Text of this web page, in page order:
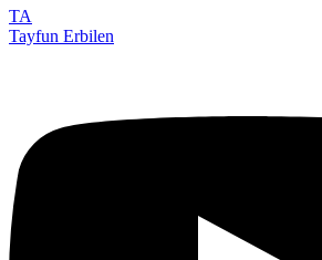
TA
Tayfun Erbilen